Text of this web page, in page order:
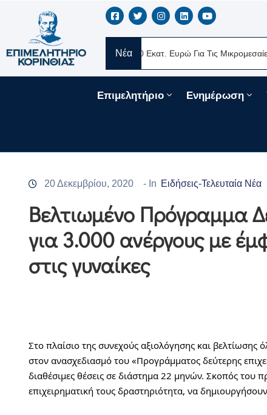
Νέα
Ελλάς Νέα Δάνεια 330 Εκατ. Ευρώ Για Τις Μικρομεσαίες
Επιμελητήριο Ενημέρωση
20 Δεκεμβρίου, 2020 - In Ειδήσεις-Τελευταία Νέα
Βελτιωμένο Πρόγραμμα
για 3.000 ανέργους με
στις γυναίκες
Στο πλαίσιο της συνεχούς αξιολόγησης και
στον ανασχεδιασμό του «Προγράμματος δεύτερης
διαθέσιμες θέσεις σε διάστημα 22 μηνών. Σκοπός του
επιχειρηματική τους δραστηριότητα, να